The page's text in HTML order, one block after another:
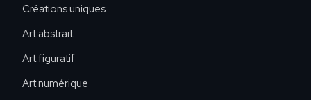
Créations uniques
Art abstrait
Art figuratif
Art numérique